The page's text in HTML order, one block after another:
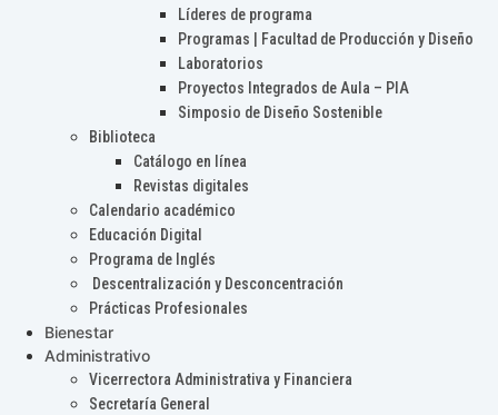
Líderes de programa
Programas | Facultad de Producción y Diseño
Laboratorios
Proyectos Integrados de Aula – PIA
Simposio de Diseño Sostenible
Biblioteca
Catálogo en línea
Revistas digitales
Calendario académico
Educación Digital
Programa de Inglés
Descentralización y Desconcentración
Prácticas Profesionales
Bienestar
Administrativo
Vicerrectora Administrativa y Financiera
Secretaría General